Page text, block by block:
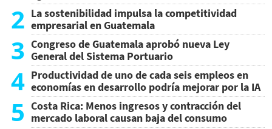
2 La sostenibilidad impulsa la competitividad
empresarial en Guatemala
3 Congreso de Guatemala aprobó nueva Ley
General del Sistema Portuario
4 Productividad de uno de cada seis empleos en
economías en desarrollo podría mejorar por la IA
5 Costa Rica: Menos ingresos y contracción del
mercado laboral causan baja del consumo